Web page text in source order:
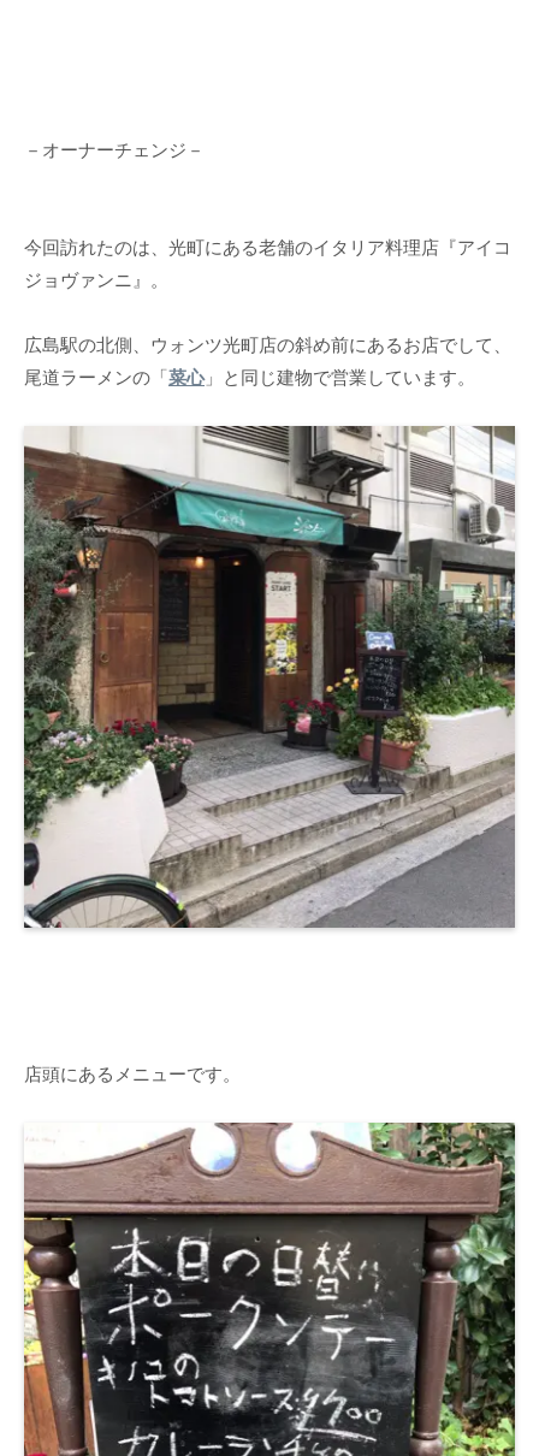
－オーナーチェンジ－
今回訪れたのは、光町にある老舗のイタリア料理店『アイコ
ジョヴァンニ』。
広島駅の北側、ウォンツ光町店の斜め前にあるお店でして、
尾道ラーメンの「菜心」と同じ建物で営業しています。
店頭にあるメニューです。